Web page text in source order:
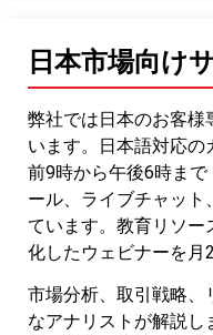
日本市場向け
弊社では日本のお客様
います。日本語対応
前9時から午後6時ま
ール、ライブチャット
ています。教育リソー
化したウェビナーを月
市場分析、取引戦略、
なアナリストが解説